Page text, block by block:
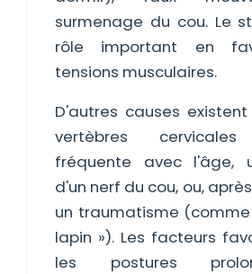
surmenage du cou. Le
rôle important en
tensions musculaires.
D'autres causes
vertèbres cervicales
fréquente avec l'âge,
d'un nerf du cou, ou,
un traumatisme
lapin »). Les facteurs
les postures